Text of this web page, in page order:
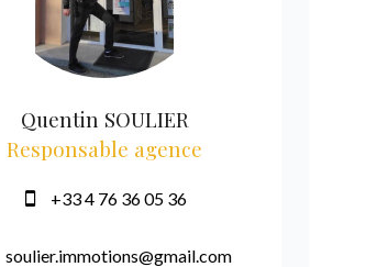
Quentin SOULIER
Responsable agence
+33 4 76 36 05 36
soulier.immotions@gmail.com